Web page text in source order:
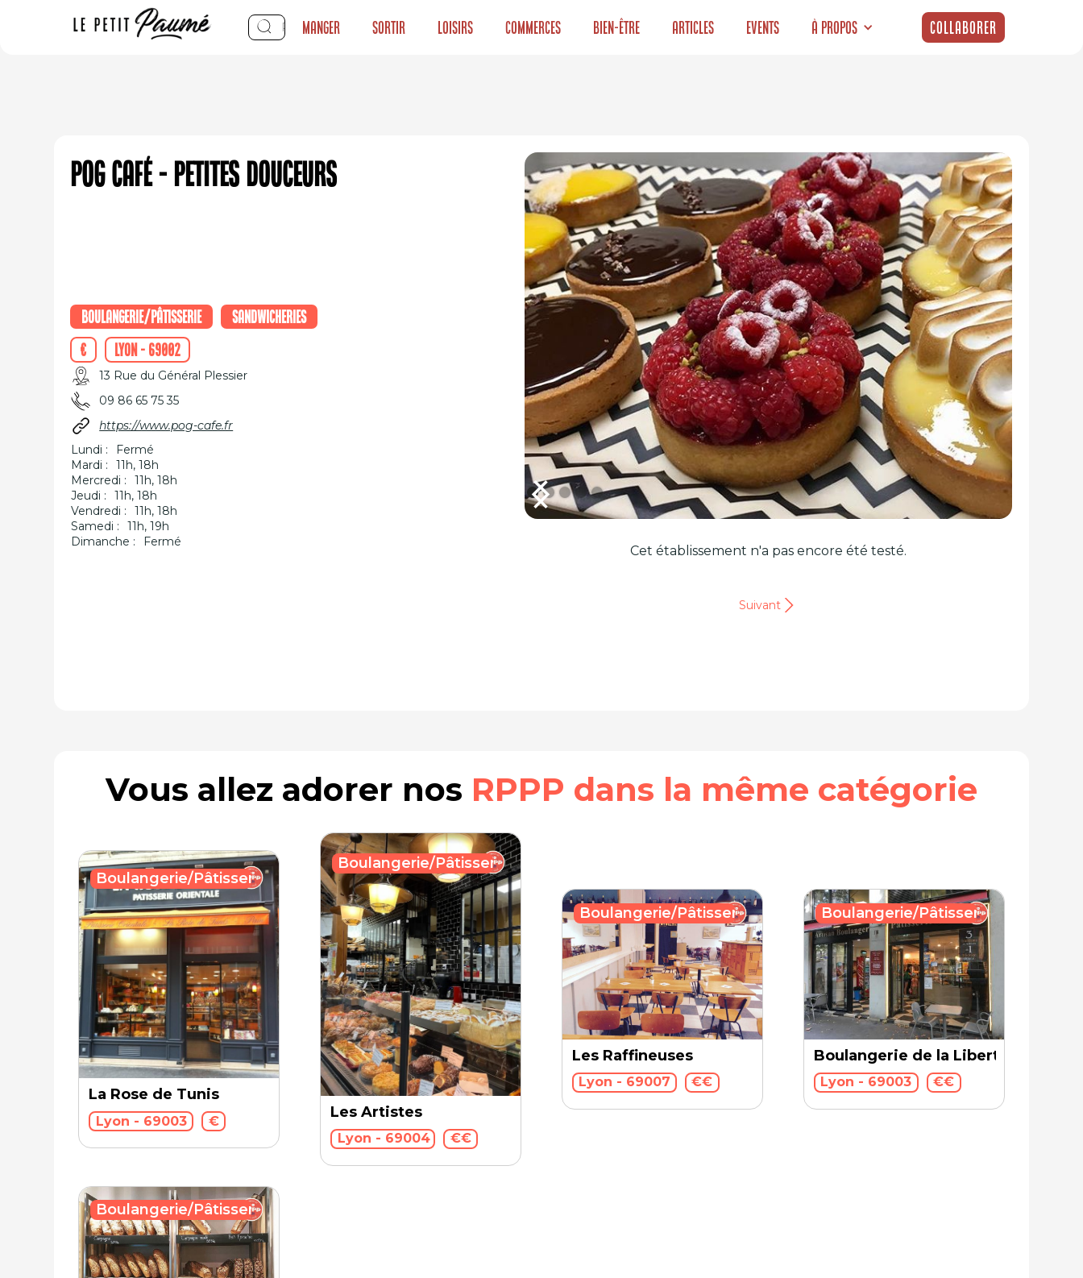
Manger Sortir Loisirs Commerces Bien-être Articles Events À propos Collaborer
POG Café - Petites douceurs
Boulangerie/Pâtisserie
Sandwicheries
€
Lyon - 69002
13 Rue du Général Plessier
09 86 65 75 35
https://www.pog-cafe.fr
Lundi :
Fermé
Mardi :
11h, 18h
Mercredi :
11h, 18h
Jeudi :
11h, 18h
Vendredi :
11h, 18h
Samedi :
11h, 19h
Dimanche :
Fermé
Cet établissement n'a pas encore été testé.
Suivant
Vous allez adorer nos RPPP dans la même catégorie
La Rose de Tunis
Lyon - 69003 €
Boulangerie/Pâtisserie
Les Artistes
Lyon - 69004 €€
Boulangerie/Pâtisserie
Les Raffineuses
Lyon - 69007 €€
Boulangerie/Pâtisserie
Boulangerie de la Liberté
Lyon - 69003 €€
Boulangerie/Pâtisserie
Boulangerie/Pâtisserie